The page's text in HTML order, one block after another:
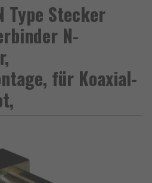
Type Stecker
N-
für Koaxial-